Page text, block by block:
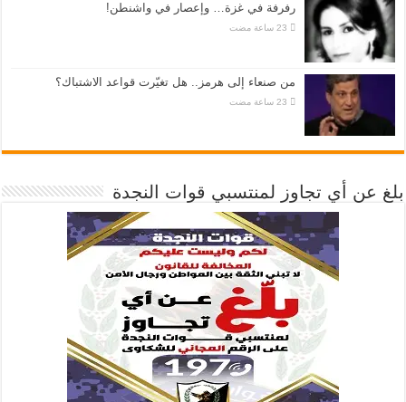
رفرفة في غزة… وإعصار في واشنطن!
من صنعاء إلى هرمز.. هل تغيّرت قواعد الاشتباك؟
بلغ عن أي تجاوز لمنتسبي قوات النجدة